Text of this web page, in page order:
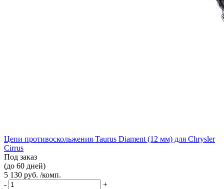
Цепи противоскольжения Taurus Diament (12 мм) для Chrysler
Cirrus
Под заказ
(до 60 дней)
5 130 руб. /комп.
-
+